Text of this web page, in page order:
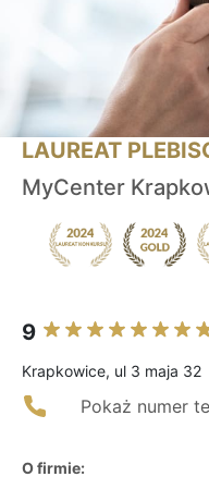
LAUREAT
MyCenter
9
Krapkowice, ul 3 maja 32
Pokaż numer
O firmie: